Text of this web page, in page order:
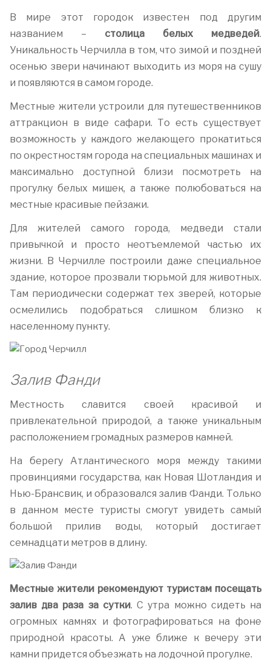
В мире этот городок известен под другим
названием – столица белых медведей.
Уникальность Черчилла в том, что зимой и поздней
осенью звери начинают выходить из моря на сушу
и появляются в самом городе.
Местные жители устроили для путешественников
аттракцион в виде сафари. То есть существует
возможность у каждого желающего прокатиться
по окрестностям города на специальных машинах и
максимально доступной близи посмотреть на
прогулку белых мишек, а также полюбоваться на
местные красивые пейзажи.
Для жителей самого города, медведи стали
привычкой и просто неотъемлемой частью их
жизни. В Черчилле построили даже специальное
здание, которое прозвали тюрьмой для животных.
Там периодически содержат тех зверей, которые
осмелились подобраться слишком близко к
населенному пункту.
Залив Фанди
Местность славится своей красивой и
привлекательной природой, а также уникальным
расположением громадных размеров камней.
На берегу Атлантического моря между такими
провинциями государства, как Новая Шотландия и
Нью-Брансвик, и образовался залив Фанди. Только
в данном месте туристы смогут увидеть самый
большой прилив воды, который достигает
семнадцати метров в длину.
Местные жители рекомендуют туристам посещать
залив два раза за сутки. С утра можно сидеть на
огромных камнях и фотографироваться на фоне
природной красоты. А уже ближе к вечеру эти
камни придется объезжать на лодочной прогулке.